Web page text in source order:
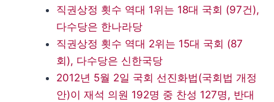
직권상정 횟수 역대 1위는 18대 국회 (97건),
다수당은 한나라당
직권상정 횟수 역대 2위는 15대 국회 (87
회), 다수당은 신한국당
2012년 5월 2일 국회 선진화법(국회법 개정
안)이 재석 의원 192명 중 찬성 127명, 반대